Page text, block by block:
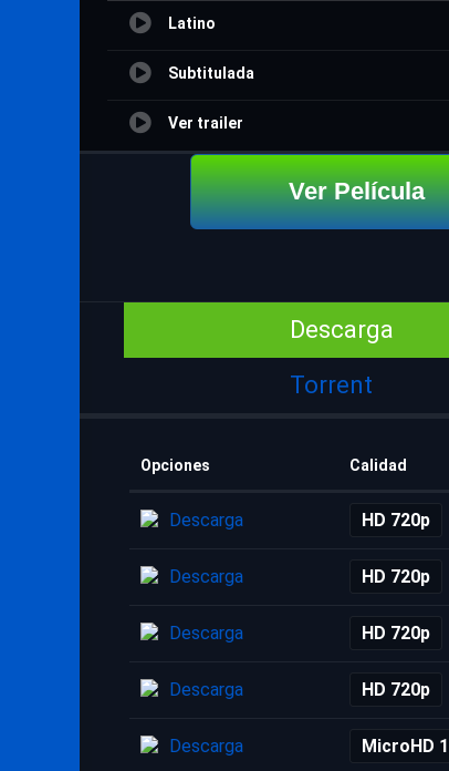
Latino
Subtitulada
Ver trailer
Ver Película
Descarga
Torrent
Opciones Calidad
Descarga HD 720p
Descarga HD 720p
Descarga HD 720p
Descarga HD 720p
Descarga MicroHD